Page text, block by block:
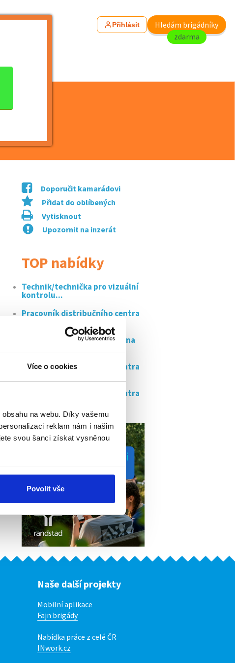
Více o cookies
na webu. Díky vašemu
reklam nám i našim
svou šanci získat vysněnou
Povolit vše
Přihlásit
Hledám brigádníky
zdarma
Doporučit kamarádovi
Přidat do oblíbených
Vytisknout
Upozornit na inzerát
TOP nabídky
Technik/technička pro vizuální
kontrolu...
Pracovník distribučního centra
Kuchař/ka v restauraci marina
Pracovník distribučního centra
Pracovník distribučního centra
Naše další projekty
Mobilní aplikace
Fajn brigády
Nabídka práce z celé ČR
INwork.cz